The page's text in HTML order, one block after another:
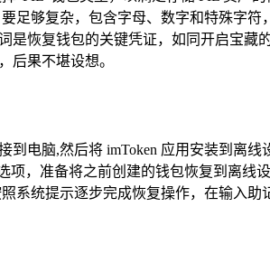
足够复杂，包含字母、数字和特殊字
是恢复钱包的关键凭证，如同开启宝
后果不堪设想。
电脑,然后将 imToken 应用安装到离
项，准备将之前创建的钱包恢复到离线设
系统提示逐步完成恢复操作，在输入助